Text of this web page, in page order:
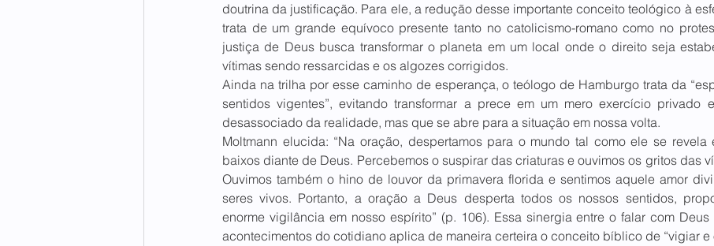
doutrina da justificação. Para ele, a redução desse importante conceito teológico à
trata de um grande equívoco presente tanto no catolicismo-romano como no
justiça de Deus busca transformar o planeta em um local onde o direito seja
vítimas sendo ressarcidas e os algozes corrigidos.
Ainda na trilha por esse caminho de esperança, o teólogo de Hamburgo trata da
sentidos vigentes”, evitando transformar a prece em um mero exercício privado
desassociado da realidade, mas que se abre para a situação em nossa volta.
Moltmann elucida: “Na oração, despertamos para o mundo tal como ele se revela
baixos diante de Deus. Percebemos o suspirar das criaturas e ouvimos os gritos das
Ouvimos também o hino de louvor da primavera florida e sentimos aquele amor
seres vivos. Portanto, a oração a Deus desperta todos os nossos sentidos,
enorme vigilância em nosso espírito” (p. 106). Essa sinergia entre o falar com
acontecimentos do cotidiano aplica de maneira certeira o conceito bíblico de “vigiar e